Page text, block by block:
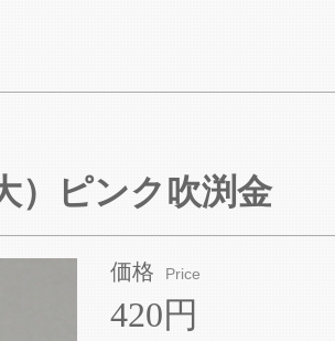
）ピンク吹渕金
価格 Price
420円